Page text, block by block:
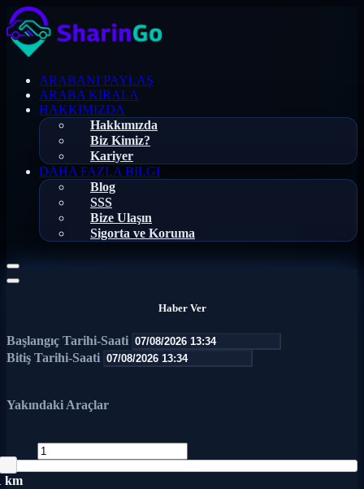
ARABANI PAYLAŞ
ARABA KIRALA
HAKKIMIZDA
Hakkımızda
Biz Kimiz?
Kariyer
DAHA FAZLA BILGI
Blog
SSS
Bize Ulaşın
Sigorta ve Koruma
Haber Ver
Başlangıç Tarihi-Saati
Bitiş Tarihi-Saati
Yakındaki Araçlar
km